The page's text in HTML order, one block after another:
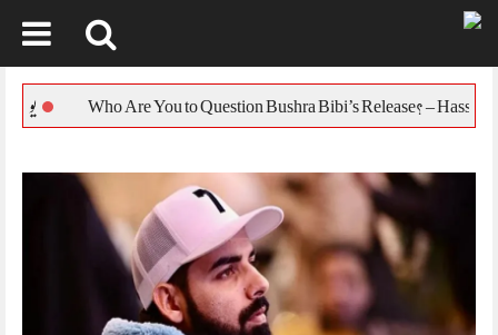
content
یورپی یونین کا